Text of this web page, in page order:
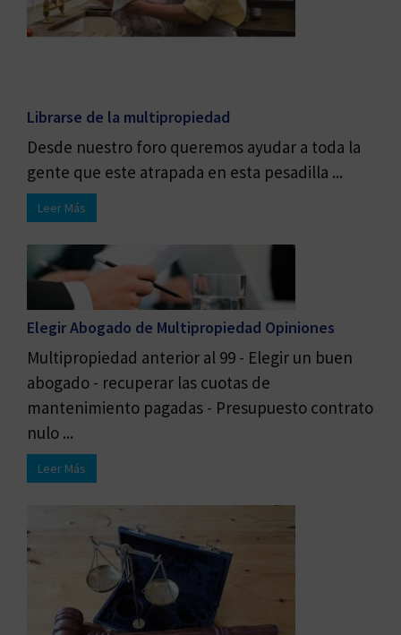
Librarse de la multipropiedad
Desde nuestro foro queremos ayudar a toda la
gente que este atrapada en esta pesadilla ...
Leer Más
Elegir Abogado de Multipropiedad Opiniones
Multipropiedad anterior al 99 - Elegir un buen
abogado - recuperar las cuotas de
mantenimiento pagadas - Presupuesto contrato
nulo ...
Leer Más